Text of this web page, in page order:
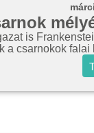
is
a csarnokok falai